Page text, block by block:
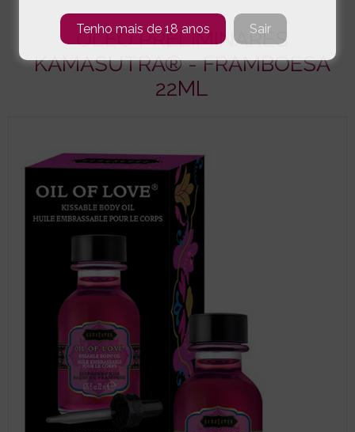
ÓLEO PRELIMINARES
KAMASUTRA® - FRAMBOESA
22ML
Tenho mais de 18 anos Sair